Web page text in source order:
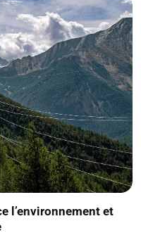
l’environnement et